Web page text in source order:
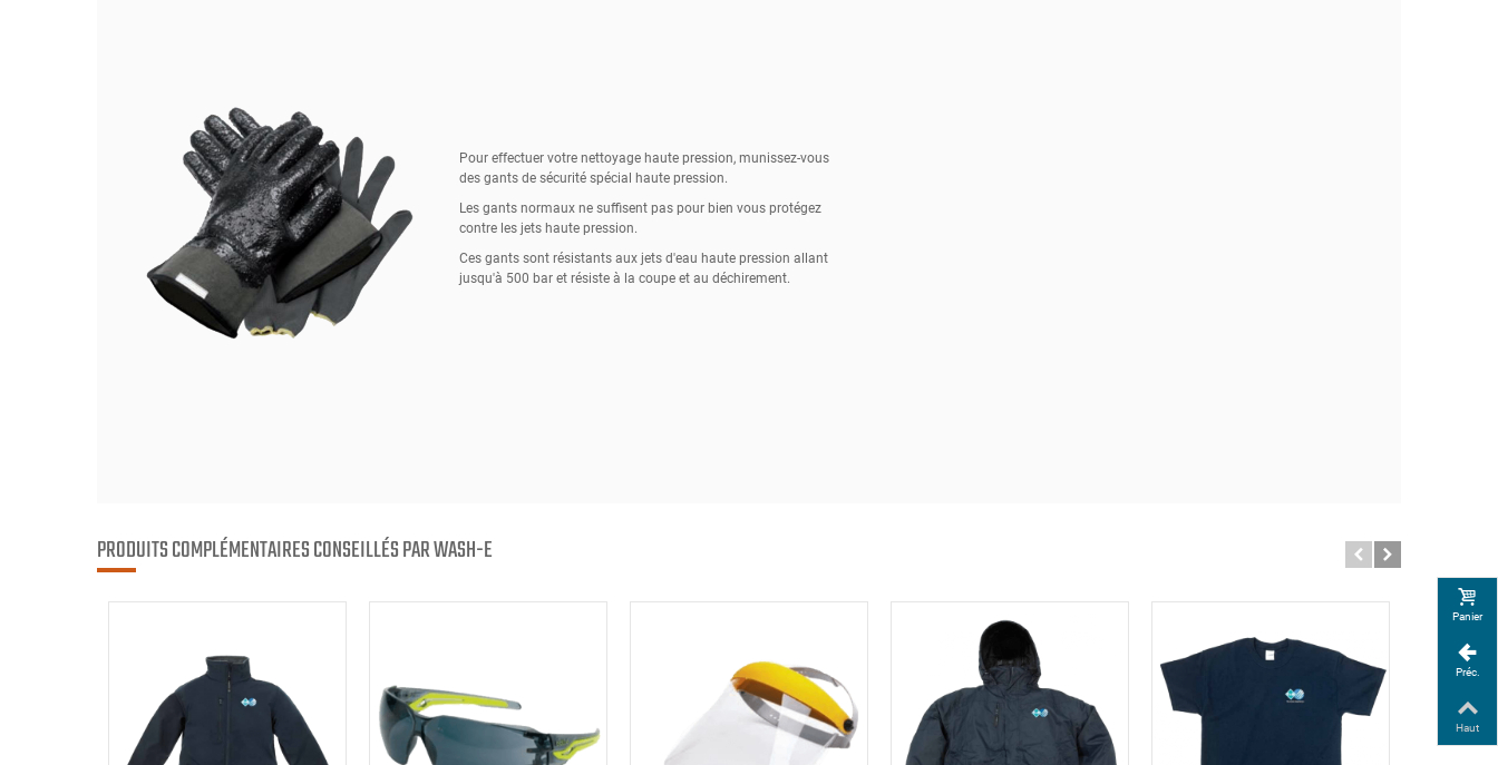
Pour effectuer votre nettoyage haute pression, munissez-vous
des gants de sécurité spécial haute pression.
Les gants normaux ne suffisent pas pour bien vous protégez
contre les jets haute pression.
Ces gants sont résistants aux jets d'eau haute pression allant
jusqu'à 500 bar et résiste à la coupe et au déchirement.
PRODUITS COMPLÉMENTAIRES CONSEILLÉS PAR WASH-E
Panier
Préc.
Haut